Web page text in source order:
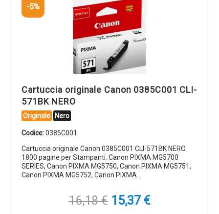
-5%
Cartuccia originale Canon 0385C001 CLI-
571BK NERO
Originale Nero
Codice:0385C001
Cartuccia originale Canon 0385C001 CLI-571BK NERO
1800 pagine per Stampanti: Canon PIXMA MG5700
SERIES, Canon PIXMA MG5750, Canon PIXMA MG5751,
Canon PIXMA MG5752, Canon PIXMA…
16,18€ Il
15,37 €Il